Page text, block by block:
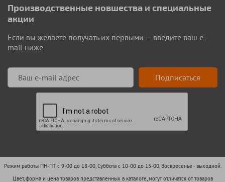
Производственные новшества и специальные
акции
Если вы желаете получать их первыми — введите ваш e-
mail ниже
Подписаться
Режим работы ПН-ПТ с 9-00 до 18-00, Суббота с 10-00 до 15-00, Воскресенье - выходной.
Цвет, форма и цена товаров представленных в каталоге, могут отличатся от товаров